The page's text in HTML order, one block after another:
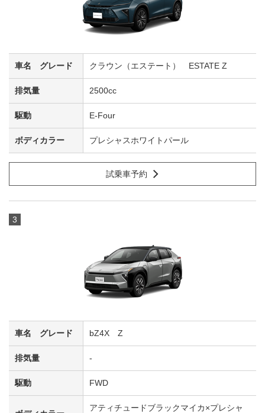
クラウン（エステート） ESTATE Z
2500cc
E-Four
プレシャスホワイトパール
試乗車予約
3
bZ4X Z
-
FWD
アティチュードブラックマイカ×プレシャ